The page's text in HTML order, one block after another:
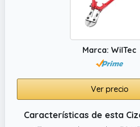
Marca: WilTec
Ver precio
Características de esta